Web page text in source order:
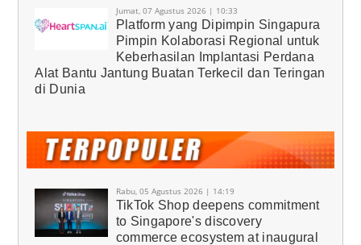
Jumat, 07 Agustus 2026 | 10:33
Platform yang Dipimpin Singapura
Pimpin Kolaborasi Regional untuk
Keberhasilan Implantasi Perdana
Alat Bantu Jantung Buatan Terkecil dan Teringan
di Dunia
Rabu, 05 Agustus 2026 | 14:19
TikTok Shop deepens commitment
to Singapore's discovery
commerce ecosystem at inaugural